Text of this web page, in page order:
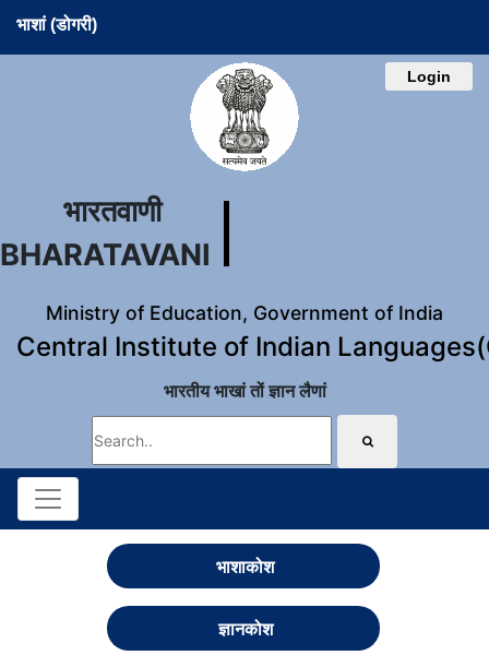
भाशां (डोगरी)
Login
भारतवाणी
BHARATAVANI
Ministry of Education, Government of India
Central Institute of Indian
भारतीय भाखां तों ज्ञान लैणां
भाशाकोश
ज्ञानकोश